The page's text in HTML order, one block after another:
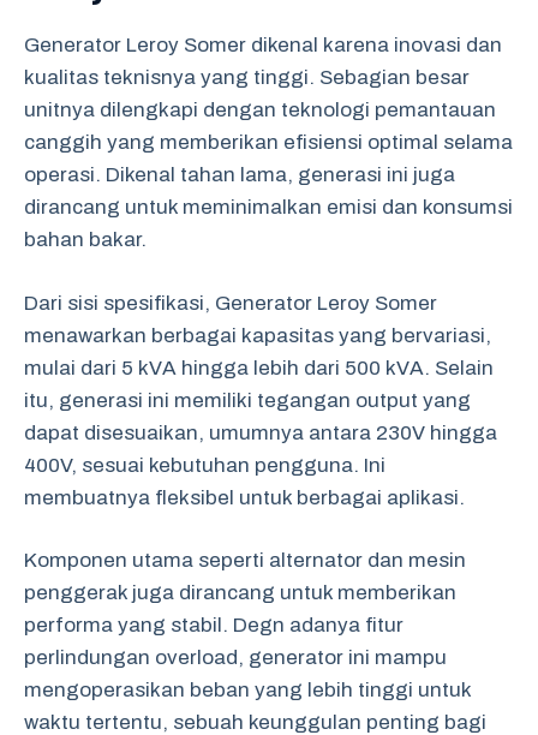
Generator Leroy Somer dikenal karena inovasi dan
kualitas teknisnya yang tinggi. Sebagian besar
unitnya dilengkapi dengan teknologi pemantauan
canggih yang memberikan efisiensi optimal selama
operasi. Dikenal tahan lama, generasi ini juga
dirancang untuk meminimalkan emisi dan konsumsi
bahan bakar.
Dari sisi spesifikasi, Generator Leroy Somer
menawarkan berbagai kapasitas yang bervariasi,
mulai dari 5 kVA hingga lebih dari 500 kVA. Selain
itu, generasi ini memiliki tegangan output yang
dapat disesuaikan, umumnya antara 230V hingga
400V, sesuai kebutuhan pengguna. Ini
membuatnya fleksibel untuk berbagai aplikasi.
Komponen utama seperti alternator dan mesin
penggerak juga dirancang untuk memberikan
performa yang stabil. Degn adanya fitur
perlindungan overload, generator ini mampu
mengoperasikan beban yang lebih tinggi untuk
waktu tertentu, sebuah keunggulan penting bagi